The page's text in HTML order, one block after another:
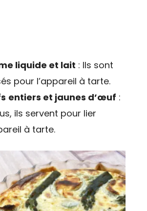
liquide et lait : Ils sont
pour l’appareil à tarte.
entiers et jaunes d’œuf :
ils servent pour lier
à tarte.